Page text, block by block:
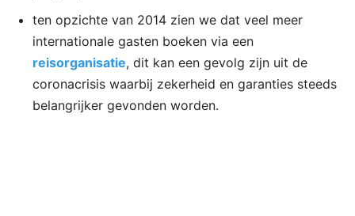
ten opzichte van 2014 zien we dat veel meer
internationale gasten boeken via een
reisorganisatie, dit kan een gevolg zijn uit de
coronacrisis waarbij zekerheid en garanties steeds
belangrijker gevonden worden.